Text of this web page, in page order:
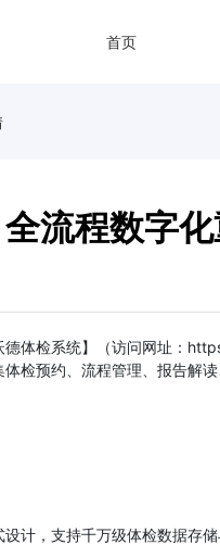
首页
流程数字
德体检系统】（访问网址：
检预约、流程管理、报告解
计，支持千万级体检数据存